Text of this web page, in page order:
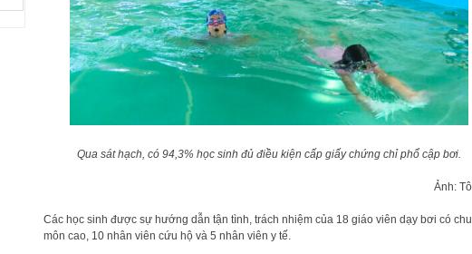
Qua sát hạch, có 94,3% học sinh đủ điều kiện cấp giấy chứng chỉ phổ cập bơi.
Ảnh:
Các học sinh được sự hướng dẫn tận tình, trách nhiệm của 18 giáo viên dạy bơi có
môn cao, 10 nhân viên cứu hộ và 5 nhân viên y tế.